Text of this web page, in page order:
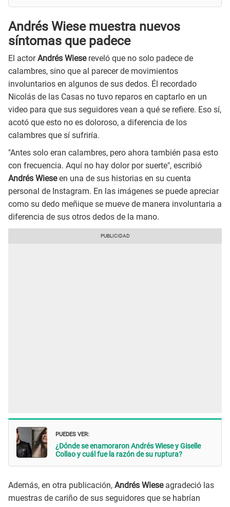
Andrés Wiese muestra nuevos
síntomas que padece
El actorAndrés Wiesereveló que no solo padece de
calambres, sino que al parecer de movimientos
involuntarios en algunos de sus dedos. Él recordado
Nicolás de las Casas no tuvo reparos en captarlo en un
video para que sus seguidores vean a qué se refiere. Eso sí,
acotó que esto no es doloroso, a diferencia de los
calambres que sí sufriría.
"Antes solo eran calambres, pero ahora también pasa esto
con frecuencia. Aquí no hay dolor por suerte", escribió
Andrés Wieseen una de sus historias en su cuenta
personal de Instagram. En las imágenes se puede apreciar
como su dedo meñique se mueve de manera involuntaria a
diferencia de sus otros dedos de la mano.
PUEDES VER:
¿Dónde se enamoraron Andrés Wiese y Giselle
Collao y cuál fue la razón de su ruptura?
Además, en otra publicación, Andrés Wieseagradeció las
muestras de cariño de sus seguidores que se habrían